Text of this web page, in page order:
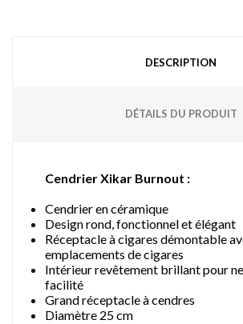
DESCRIPTION
DÉTAILS DU PRODUIT
Cendrier Xikar Burnout :
Cendrier en céramique
Design rond, fonctionnel et élégant
Réceptacle à cigares démontable
emplacements de cigares
Intérieur revêtement brillant pour
facilité
Grand réceptacle à cendres
Diamètre 25 cm